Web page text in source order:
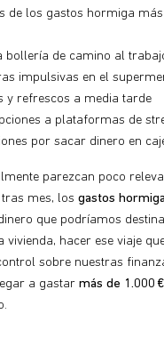
de los gastos hormiga
bollería de camino al
impulsivas en el
y refrescos a media tarde
a plataformas de
por sacar dinero en
parezcan poco
mes, los gastos hormiga
que podríamos
vivienda, hacer ese viaje
sobre nuestras
a gastar más de 1.000